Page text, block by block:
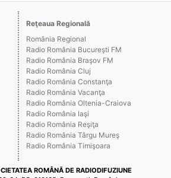
Reţeaua Regională
România Regional
Radio România Bucureşti FM
Radio România Braşov FM
Radio România Cluj
Radio România Constanţa
Radio România Vacanţa
Radio România Oltenia-Craiova
Radio România Iaşi
Radio România Reşiţa
Radio România Târgu Mureş
Radio România Timişoara
ROMÂNĂ DE RADIODIFUZIUNE